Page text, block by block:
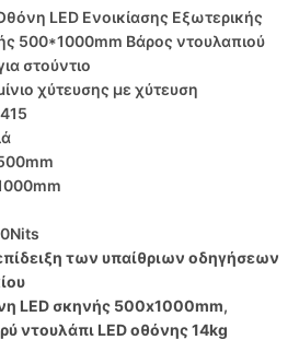
LED Ενοικίασης Εξωτερικής
500*1000mm Βάρος ντουλαπιού
στούντιο
χύτευσης με χύτευση
των υπαίθριων οδηγήσεων
LED σκηνής 500x1000mm,
ντουλάπι LED οθόνης 14kg